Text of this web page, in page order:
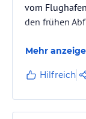
vom
den frühen
Mehr
Hilfreich